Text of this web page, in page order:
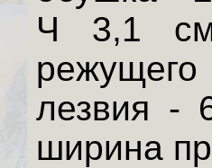
Ч 3,1
лезвия -
ширина